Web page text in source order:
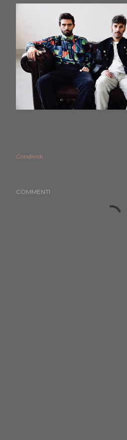
Condividi
COMMENTI